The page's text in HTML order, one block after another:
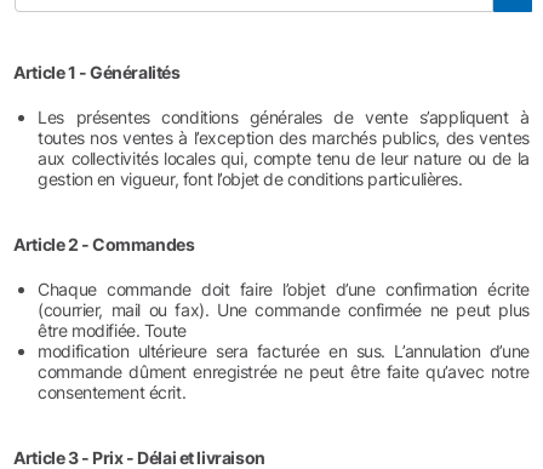
Article 1 - Généralités
Les présentes conditions générales de vente s’appliquent à
toutes nos ventes à l’exception des marchés publics, des ventes
aux collectivités locales qui, compte tenu de leur nature ou de la
gestion en vigueur, font l’objet de conditions particulières.
Article 2 - Commandes
Chaque commande doit faire l’objet d’une confirmation écrite
(courrier, mail ou fax). Une commande confirmée ne peut plus
être modifiée. Toute
modification ultérieure sera facturée en sus. L’annulation d’une
commande dûment enregistrée ne peut être faite qu’avec notre
consentement écrit.
Article 3 - Prix - Délai et livraison